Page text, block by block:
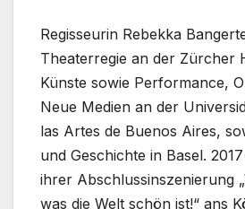
Regisseurin Rebekka
Theaterregie an der Zürcher
Künste sowie Performance,
Neue Medien an der
las Artes de Buenos Aires,
und Geschichte in Basel.
ihrer Abschlussinszenierung
was die Welt schön ist!“ ans